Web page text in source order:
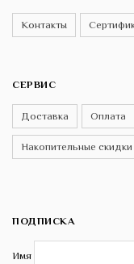
Контакты
СЕРВИС
Доставка Оплата
Накопительные скидки
ПОДПИСКА
Имя